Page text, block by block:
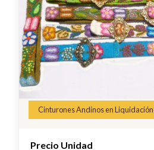
Cinturones Andinos en Liquidación
Precio Unidad